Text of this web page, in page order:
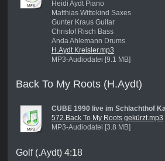
Heidi Aydt Piano
Matthias Wittekind Saxes
Gunter Kraus Guitar
Christof Risch Bass
Anda Ahlemann Drums
H.Aydt Kreisler.mp3
MP3-Audiodatei [9.1 MB]
Back To My Roots (H.Aydt)
CUBE 1990 live im Schlachthof
572.Back To My Roots gekürzt.mp3
MP3-Audiodatei [3.8 MB]
Golf (.Aydt) 4:18